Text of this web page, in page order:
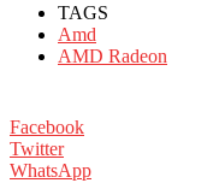
TAGS
Amd
AMD Radeon
Facebook
Twitter
WhatsApp